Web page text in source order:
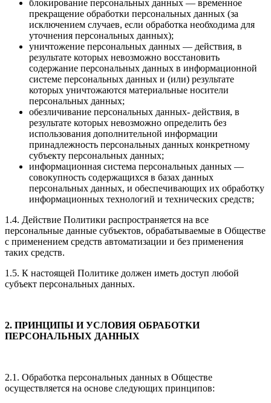
блокирование персональных данных — временное
прекращение обработки персональных данных (за
исключением случаев, если обработка необходима для
уточнения персональных данных);
уничтожение персональных данных — действия, в
результате которых невозможно восстановить
содержание персональных данных в информационной
системе персональных данных и (или) результате
которых уничтожаются материальные носители
персональных данных;
обезличивание персональных данных- действия, в
результате которых невозможно определить без
использования дополнительной информации
принадлежность персональных данных конкретному
субъекту персональных данных;
информационная система персональных данных —
совокупность содержащихся в базах данных
персональных данных, и обеспечивающих их обработку
информационных технологий и технических средств;
1.4. Действие Политики распространяется на все
персональные данные субъектов, обрабатываемые в Обществе
с применением средств автоматизации и без применения
таких средств.
1.5. К настоящей Политике должен иметь доступ любой
субъект персональных данных.
2. ПРИНЦИПЫ И УСЛОВИЯ ОБРАБОТКИ
ПЕРСОНАЛЬНЫХ ДАННЫХ
2.1. Обработка персональных данных в Обществе
осуществляется на основе следующих принципов: